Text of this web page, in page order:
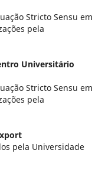
Stricto Sensu em
pela
Universitário
Stricto Sensu em
pela
pela Universidade